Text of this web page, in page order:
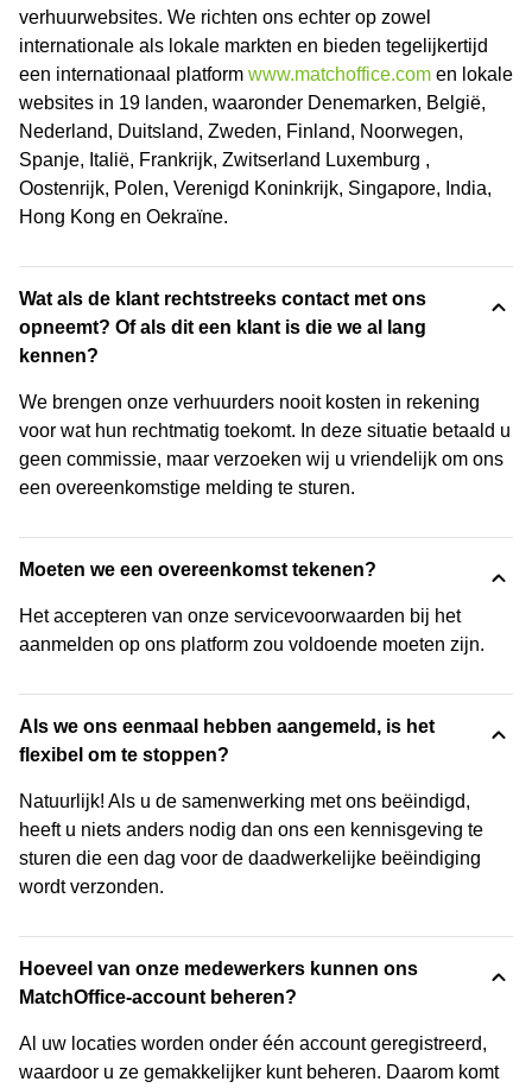
verhuurwebsites. We richten ons echter op zowel
internationale als lokale markten en bieden tegelijkertijd
een internationaal platform www.matchoffice.com en lokale
websites in 19 landen, waaronder Denemarken, België,
Nederland, Duitsland, Zweden, Finland, Noorwegen,
Spanje, Italië, Frankrijk, Zwitserland Luxemburg ,
Oostenrijk, Polen, Verenigd Koninkrijk, Singapore, India,
Hong Kong en Oekraïne.
Wat als de klant rechtstreeks contact met ons
opneemt? Of als dit een klant is die we al lang
kennen?
We brengen onze verhuurders nooit kosten in rekening
voor wat hun rechtmatig toekomt. In deze situatie betaald u
geen commissie, maar verzoeken wij u vriendelijk om ons
een overeenkomstige melding te sturen.
Moeten we een overeenkomst tekenen?
Het accepteren van onze servicevoorwaarden bij het
aanmelden op ons platform zou voldoende moeten zijn.
Als we ons eenmaal hebben aangemeld, is het
flexibel om te stoppen?
Natuurlijk! Als u de samenwerking met ons beëindigd,
heeft u niets anders nodig dan ons een kennisgeving te
sturen die een dag voor de daadwerkelijke beëindiging
wordt verzonden.
Hoeveel van onze medewerkers kunnen ons
MatchOffice-account beheren?
Al uw locaties worden onder één account geregistreerd,
waardoor u ze gemakkelijker kunt beheren. Daarom komt